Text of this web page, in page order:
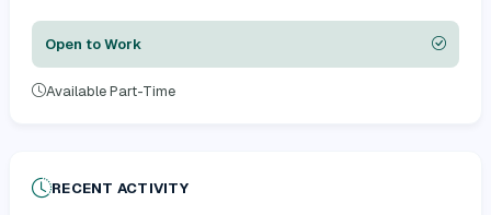
Open to Work
Available Part-Time
RECENT ACTIVITY